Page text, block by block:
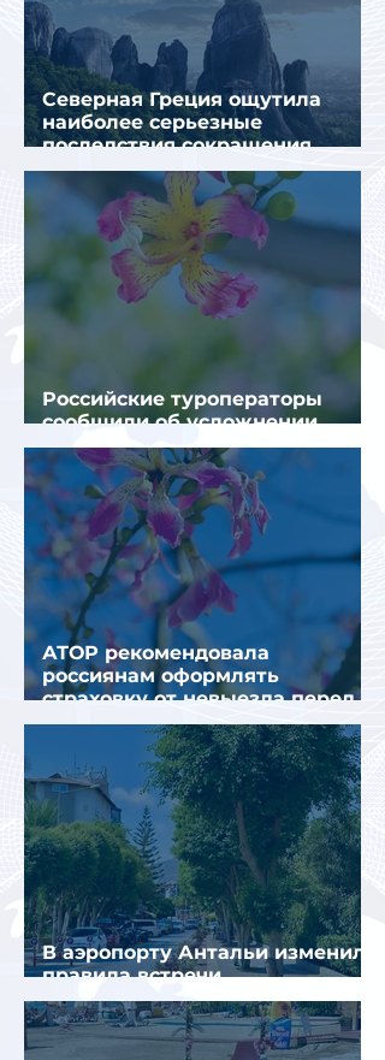
Северная Греция ощутила
наиболее серьезные
последствия сокращения
турпотока из России
Российские туроператоры
сообщили об усложнении
получения виз в Грецию
АТОР рекомендовала
россиянам оформлять
страховку от невыезда перед
поездкой в Грецию
В аэропорту Антальи изменили
правила встречи
организованных туристов